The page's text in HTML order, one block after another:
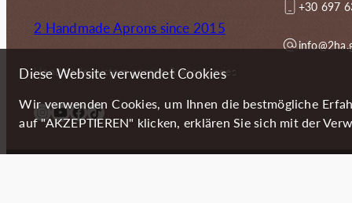
2 Handmade Aprons since 2015
Handmade custom aprons & accessories
InstagramYouTube Facebook TikTok
+30 697
Diese Website verwendet Cookies
Wir verwenden Cookies, um Ihnen die bestmögliche
auf "AKZEPTIEREN" klicken, erklären Sie sich mit der